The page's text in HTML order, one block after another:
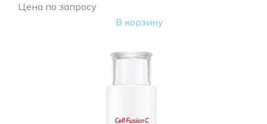
Цена по запросу
В корзину